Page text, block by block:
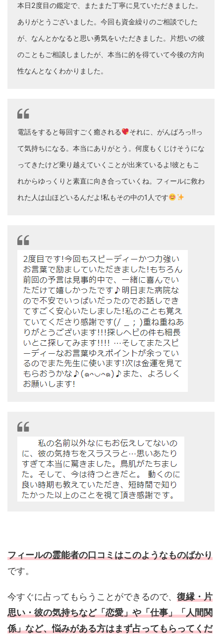
本日2度目の鑑定で、またまた丁寧に見ていただきました。
ありがとうございました。今回も資金繰りのご相談でした
が、なんとかなると思い勇気をいただきました。片想いの彼
のこともご相談しましたが、本当に的を得ていて今後の方向
性なんとなくわかりました。
電話をすると毎回すごく癒される
それに、がんばろっ!!っ
て気持ちになる。本当にありがとう。何度もくじけそうにな
ってきたけど乗り越えていくことが出来ているよ!彼ともこ
れからゆっくりと素直に向き合っていくね。フィールに救わ
れた人は山ほどいるんだよ!私もその中の1人です
フィールの霊能者の口コミはこのようなものばかり
です。
今すぐに占ってもらうことができるので、 復縁・片
思い・彼の気持ちなど「恋愛」や「仕事」「人間関
係」など、悩みがある方はまず占ってもらってくだ